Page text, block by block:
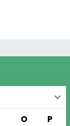
O P